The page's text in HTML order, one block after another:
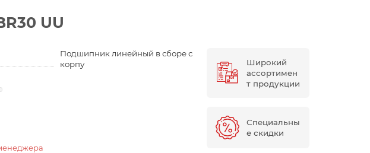
UU
Подшипник линейный в сборе с
корпу
Широкий
ассортимен
т продукции
Специальны
е скидки